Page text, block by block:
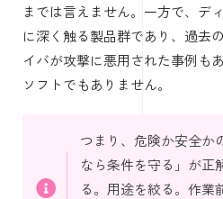
までは言えません。一方で、デ
に深く触る製品群であり、過去
イバが攻撃に悪用された事例も
ソフトでもありません。
つまり、危険か安全か
なら条件を守る」が正
る。用途を絞る。作業